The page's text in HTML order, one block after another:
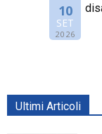
10
SET
2026
Ultimi Articoli